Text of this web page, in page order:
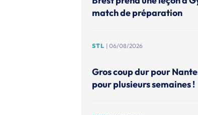
match de préparation
STL | 06/08/2026
Gros coup dur pour
pour plusieurs semaines !